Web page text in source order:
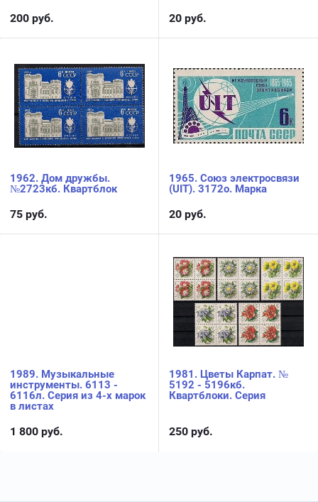
200 руб. 20 руб.
1962. Дом дружбы.
№2723кб. Квартблок
75 руб.
1965. Союз электросвязи
(UIT). 3172о. Марка
20 руб.
1989. Музыкальные
инструменты. 6113 -
6116л. Серия из 4-х марок
в листах
1 800 руб.
1981. Цветы Карпат. №
5192 - 5196кб.
Квартблоки. Серия
250 руб.